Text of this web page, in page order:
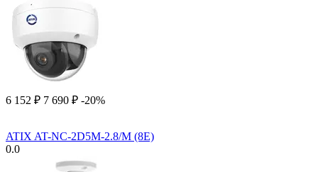
6 152 ₽ 7 690 ₽ -20%
ATIX AT-NC-2D5M-2.8/M (8E)
0.0